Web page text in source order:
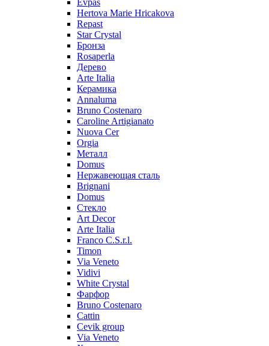
Evpas
Hertova Marie Hricakova
Repast
Star Crystal
Бронза
Rosaperla
Дерево
Arte Italia
Керамика
Annaluma
Bruno Costenaro
Caroline Artigianato
Nuova Cer
Orgia
Металл
Domus
Нержавеющая сталь
Brignani
Domus
Стекло
Art Decor
Arte Italia
Franco C.S.r.l.
Timon
Via Veneto
Vidivi
White Crystal
Фарфор
Bruno Costenaro
Cattin
Cevik group
Via Veneto